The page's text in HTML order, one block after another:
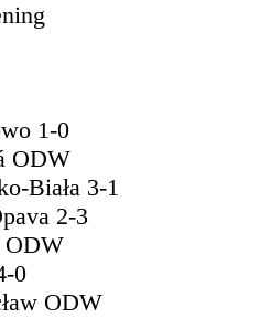
1-0
ODW
Biała 3-1
2-3
ODW
0
ODW